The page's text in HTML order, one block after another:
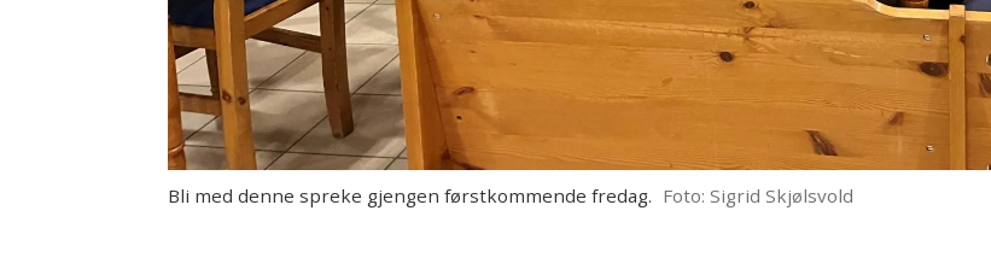
Bli med denne spreke gjengen førstkommende fredag. Foto: Sigrid Skjølsvold